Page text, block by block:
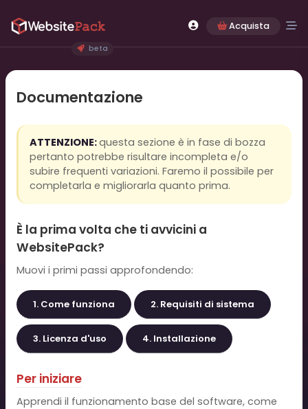
Acquista
beta
Documentazione
ATTENZIONE:questa sezione è in fase di bozza
pertanto potrebbe risultare incompleta e/o
subire frequenti variazioni. Faremo il possibile per
completarla e migliorarla quanto prima.
È la prima volta che ti avvicini a
WebsitePack?
Muovi i primi passi approfondendo:
1. Come funziona 2. Requisiti di sistema
3. Licenza d'uso 4. Installazione
Per iniziare
Apprendi il funzionamento base del software, come